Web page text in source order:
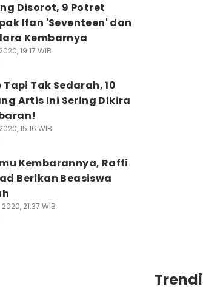
Disorot, 9 Potret
Ifan 'Seventeen' dan
Kembarnya
19:17 WIB
Tapi Tak Sedarah, 10
Artis Ini Sering Dikira
15:16 WIB
Kembarannya, Raffi
Berikan Beasiswa
21:37 WIB